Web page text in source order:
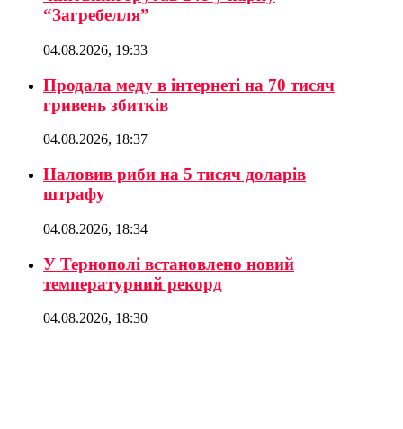
“Загребелля”
04.08.2026, 19:33
Продала меду в інтернеті на 70 тисяч
гривень збитків
04.08.2026, 18:37
Наловив риби на 5 тисяч доларів
штрафу
04.08.2026, 18:34
У Тернополі встановлено новий
температурний рекорд
04.08.2026, 18:30